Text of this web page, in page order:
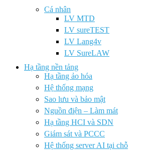
Cá nhân
LV MTD
LV sureTEST
LV Lang4v
LV SureLAW
Hạ tầng nền tảng
Hạ tầng ảo hóa
Hệ thống mạng
Sao lưu và bảo mật
Nguồn điện – Làm mát
Hạ tầng HCI và SDN
Giám sát và PCCC
Hệ thống server AI tại chỗ